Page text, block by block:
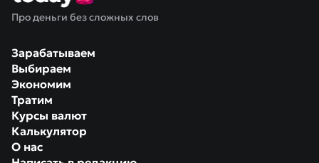
Про деньги без сложных слов
Зарабатываем
Выбираем
Экономим
Тратим
Курсы валют
Калькулятор
О нас